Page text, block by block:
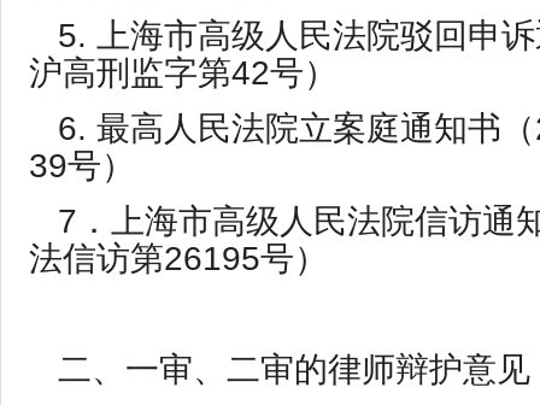
5. 上海市高级人民法院驳回申
沪高刑监字第42号）
6. 最高人民法院立案庭通知书
39号）
7．上海市高级人民法院信访通
法信访第26195号）
二、一审、二审的律师辩护意见